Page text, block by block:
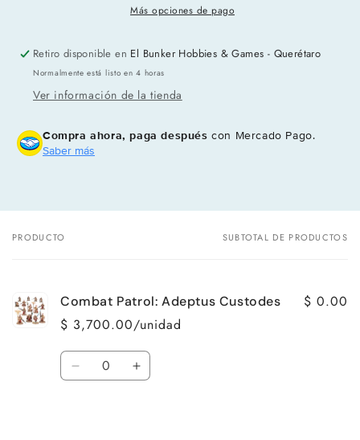
Más opciones de pago
Retiro disponible en El Bunker Hobbies & Games - Querétaro
Normalmente está listo en 4 horas
Ver información de la tienda
Compra ahora, paga después con Mercado Pago.
Saber más
Tu
PRODUCTO SUBTOTAL DE PRODUCTOS
Combat Patrol: Adeptus Custodes
$ 3,700.00/unidad
$ 0.00
Cantidad
Reducir
Aumentar